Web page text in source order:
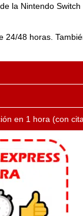
la Nintendo
24/48 horas.
en 1 hora (con